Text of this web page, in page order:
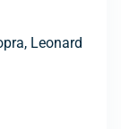
Leonard